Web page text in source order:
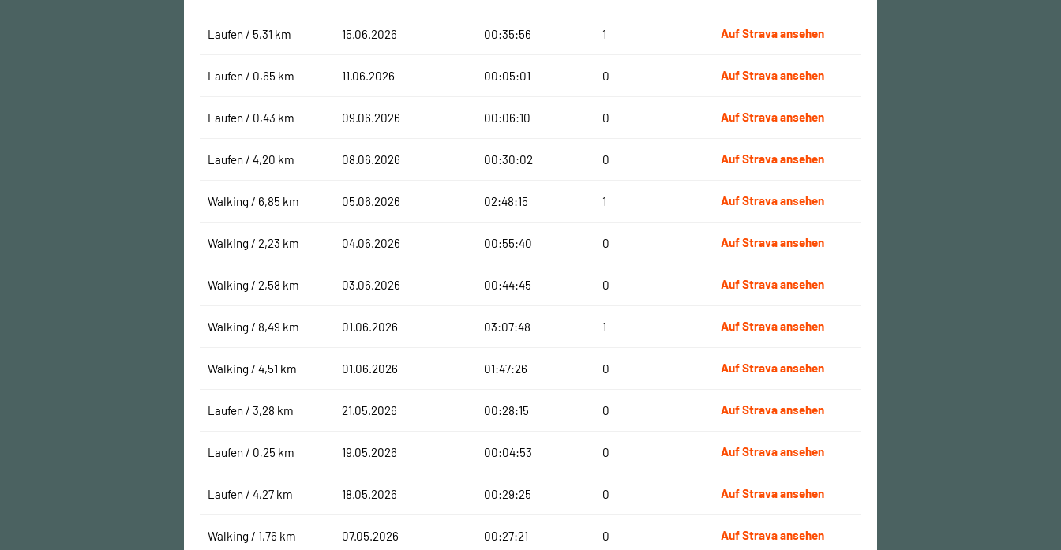
Laufen / 5,31 km 15.06.2026 00:35:56 1 Auf Strava ansehen
Laufen / 0,65 km 11.06.2026 00:05:01 0 Auf Strava ansehen
Laufen / 0,43 km 09.06.2026 00:06:10 0 Auf Strava ansehen
Laufen / 4,20 km 08.06.2026 00:30:02 0 Auf Strava ansehen
Walking / 6,85 km 05.06.2026 02:48:15 1 Auf Strava ansehen
Walking / 2,23 km 04.06.2026 00:55:40 0 Auf Strava ansehen
Walking / 2,58 km 03.06.2026 00:44:45 0 Auf Strava ansehen
Walking / 8,49 km 01.06.2026 03:07:48 1 Auf Strava ansehen
Walking / 4,51 km 01.06.2026 01:47:26 0 Auf Strava ansehen
Laufen / 3,28 km 21.05.2026 00:28:15 0 Auf Strava ansehen
Laufen / 0,25 km 19.05.2026 00:04:53 0 Auf Strava ansehen
Laufen / 4,27 km 18.05.2026 00:29:25 0 Auf Strava ansehen
Walking / 1,76 km 07.05.2026 00:27:21 0 Auf Strava ansehen